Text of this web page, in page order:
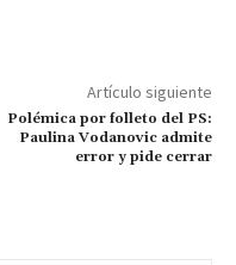
Artículo siguiente
Polémica por folleto del PS:
Paulina Vodanovic admite
error y pide cerrar